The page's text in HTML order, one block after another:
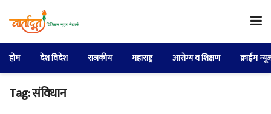
होम देश विदेश राजकीय महाराष्ट्र आरोग्य व शिक्षण क्राईम
Tag:संविधान